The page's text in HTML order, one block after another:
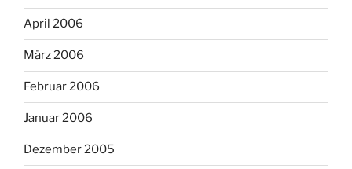
April 2006
März 2006
Februar 2006
Januar 2006
Dezember 2005